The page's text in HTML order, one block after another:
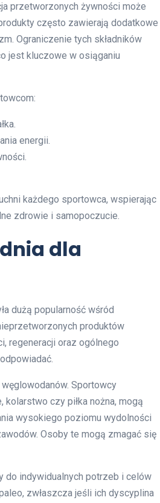
przetworzonych żywności może
często zawierają dodatkowe
Ograniczenie tych składników
jest kluczowe w osiąganiu
energii.
każdego sportowca, wspierając
zdrowie i samopoczucie.
dla
dużą popularność wśród
produktów
regeneracji oraz ogólnego
Sportowcy
czy piłka nożna, mogą
wysokiego poziomu wydolności
Osoby te mogą zmagać się
do indywidualnych potrzeb i celów
zwłaszcza jeśli ich dyscyplina